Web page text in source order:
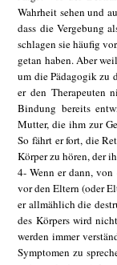
Wahrheit sehen und
dass die Vergebung
schlagen sie häufig
getan haben. Aber
um die Pädagogik zu
er den Therapeuten
Bindung bereits
Mutter, die ihm zur
So fährt er fort, die
Körper zu hören, der
4- Wenn er dann,
vor den Eltern (oder
er allmählich die
des Körpers wird
werden immer
Symptomen zu